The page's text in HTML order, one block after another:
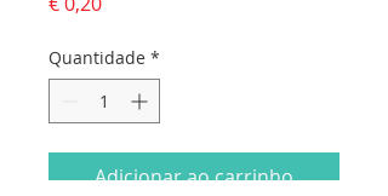
Quantidade *
Adicionar ao carrinho